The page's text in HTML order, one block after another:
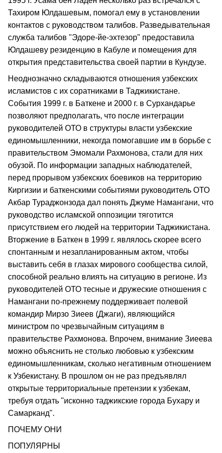
Тахиром Юлдашевым, помогал ему в установлении
контактов с руководством талибов. Разведывательная
служба талибов "Эдоре-йе-эхтезор" предоставила
Юлдашеву резиденцию в Кабуле и помещения для
открытия представительства своей партии в Кундузе.
Неоднозначно складываются отношения узбекских
исламистов с их соратниками в Таджикистане.
События 1999 г. в Баткене и 2000 г. в Сурхандарье
позволяют предполагать, что после интеграции
руководителей ОТО в структуры власти узбекские
единомышленники, некогда помогавшие им в борьбе с
правительством Эмомали Рахмонова, стали для них
обузой. По информации западных наблюдателей,
перед прорывом узбекских боевиков на территорию
Киргизии и баткенскими событиями руководитель ОТО
Акбар Тураджонзода дал понять Джуме Намангани, что
руководство исламской оппозиции тяготится
присутствием его людей на территории Таджикистана.
Вторжение в Баткен в 1999 г. являлось скорее всего
спонтанным и незапланированным актом, чтобы
выставить себя в глазах мирового сообщества силой,
способной реально влиять на ситуацию в регионе. Из
руководителей ОТО тесные и дружеские отношения с
Намангани по-прежнему поддерживает полевой
командир Мирзо Зиеев (Джаги), являющийся
министром по чрезвычайным ситуациям в
правительстве Рахмонова. Впрочем, внимание Зиеева
можно объяснить не столько любовью к узбекским
единомышленникам, сколько негативным отношением
к Узбекистану. В прошлом он не раз предъявлял
открытые территориальные претензии к узбекам,
требуя отдать "исконно таджикские города Бухару и
Самарканд".
ПОЧЕМУ ОНИ
ПОПУЛЯРНЫ